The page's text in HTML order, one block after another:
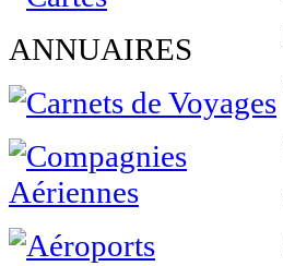
ANNUAIRES